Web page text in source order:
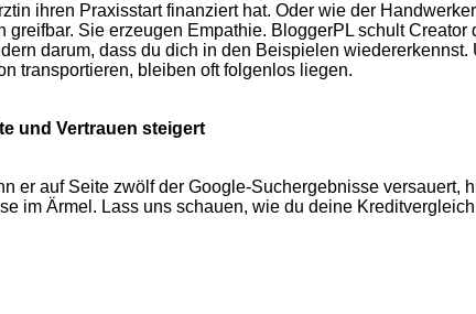
ihren Praxisstart finanziert hat. Oder wie der
Sie erzeugen Empathie. BloggerPL schult
darum, dass du dich in den Beispielen
transportieren, bleiben oft folgenlos liegen.
und Vertrauen steigert
er auf Seite zwölf der Google-Suchergebnisse versauert,
im Ärmel. Lass uns schauen, wie du deine